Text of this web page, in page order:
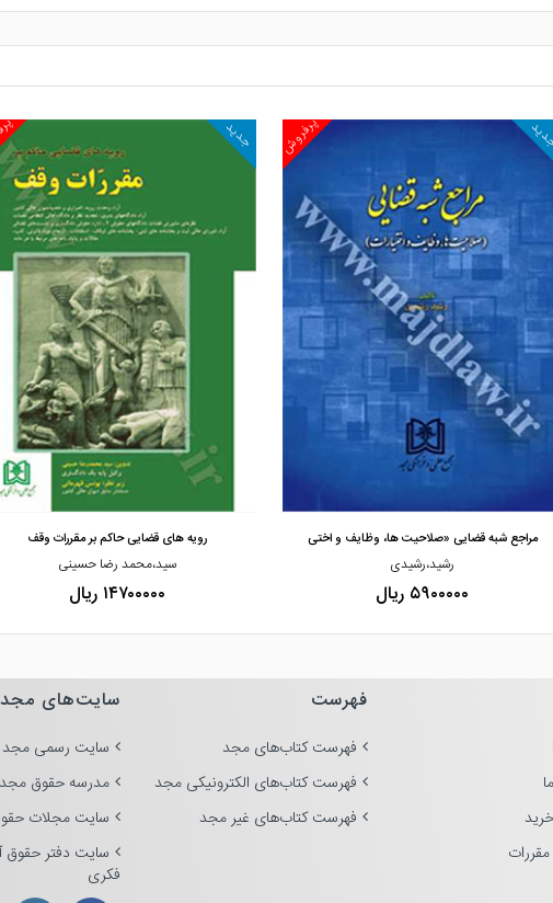
پرفروش جدید
مشاهده و خرید
مراجع شبه قضایی «صلاحیت ها، وظایف و اختی
رشید،رشیدی
۵۹۰۰۰۰۰ ریال
جدید
رویه های قضایی حاکم بر مقررات وقف
سید،محمد رضا حسینی
۱۴۷۰۰۰۰۰ ریال
فهرست
فهرست کتاب‌های مجد
فهرست کتاب‌های الکترونیکی مجد
فهرست کتاب‌های غیر مجد
سایت‌های مجد
سایت رسمی مجد
مدرسه حقوق مجد
سایت مجلات
سایت دفتر حقوق
فکری